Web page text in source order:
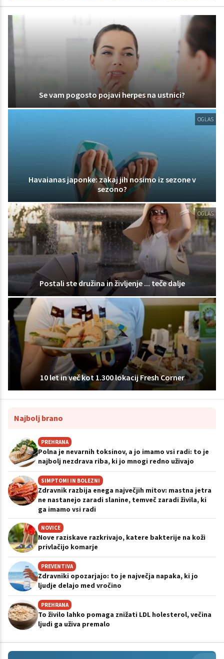
Se vam pogosto pojavi herpes na ustnici?
OGLAS
Havaianas japonke: zakaj jih nosimo iz sezone v
sezono?
OGLAS
Postali ste družina in življenje ... teče dalje
10 let in več kot 1.300 lokacij Fresh Corner
Najbolj brano
PREHRANA
Polna je nevarnih toksinov, a jo imamo vsi radi: to je
najbolj nezdrava riba, ki jo mnogi redno uživajo
SIMPTOMI IN BOLEZNI
Zdravnik razbija enega največjih mitov: mastna jetra
ne nastanejo zaradi slanine, temveč zaradi živila, ki
ga imamo vsi radi
NOVICE
Nove raziskave razkrivajo, katere bakterije na koži
privlačijo komarje
PREVENTIVA
Zdravniki opozarjajo: to je največja napaka, ki jo
ljudje delajo med vročino
PREHRANA
To živilo lahko pomaga znižati LDL holesterol, večina
ljudi ga uživa premalo